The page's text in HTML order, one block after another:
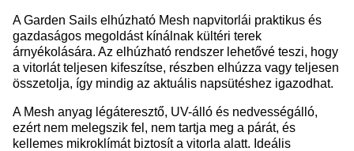
A Garden Sails elhúzható Mesh napvitorlái praktikus és
gazdaságos megoldást kínálnak kültéri terek
árnyékolására. Az elhúzható rendszer lehetővé teszi, hogy
a vitorlát teljesen kifeszítse, részben elhúzza vagy teljesen
összetolja, így mindig az aktuális napsütéshez igazodhat.
A Mesh anyag légáteresztő, UV-álló és nedvességálló,
ezért nem melegszik fel, nem tartja meg a párát, és
kellemes mikroklímát biztosít a vitorla alatt. Ideális